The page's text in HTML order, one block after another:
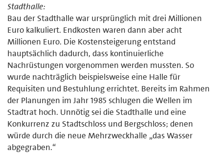
Stadthalle:
Bau der Stadthalle war ursprünglich mit drei Millionen
Euro kalkuliert. Endkosten waren dann aber acht
Millionen Euro. Die Kostensteigerung entstand
hauptsächlich dadurch, dass kontinuierliche
Nachrüstungen vorgenommen werden mussten. So
wurde nachträglich beispielsweise eine Halle für
Requisiten und Bestuhlung errichtet. Bereits im Rahmen
der Planungen im Jahr 1985 schlugen die Wellen im
Stadtrat hoch. Unnötig sei die Stadthalle und eine
Konkurrenz zu Stadtschloss und Bergschloss; denen
würde durch die neue Mehrzweckhalle „das Wasser
abgegraben.“